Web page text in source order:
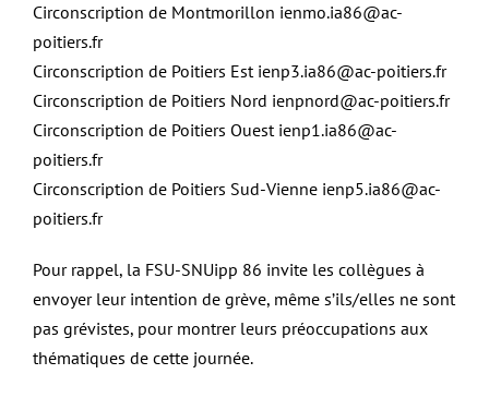
Circonscription de Montmorillon ienmo.ia86@ac-
poitiers.fr
Circonscription de Poitiers Est ienp3.ia86@ac-poitiers.fr
Circonscription de Poitiers Nord ienpnord@ac-poitiers.fr
Circonscription de Poitiers Ouest ienp1.ia86@ac-
poitiers.fr
Circonscription de Poitiers Sud-Vienne ienp5.ia86@ac-
poitiers.fr
Pour rappel, la FSU-SNUipp 86 invite les collègues à
envoyer leur intention de grève, même s’ils/elles ne sont
pas grévistes, pour montrer leurs préoccupations aux
thématiques de cette journée.